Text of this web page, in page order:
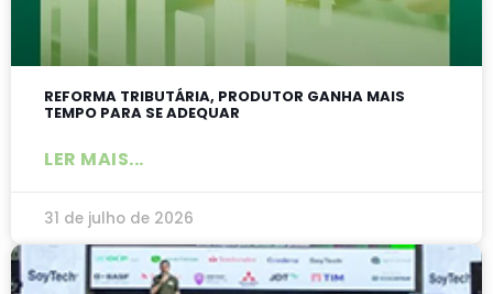
REFORMA TRIBUTÁRIA, PRODUTOR GANHA MAIS
TEMPO PARA SE ADEQUAR
LER MAIS...
31 de julho de 2026